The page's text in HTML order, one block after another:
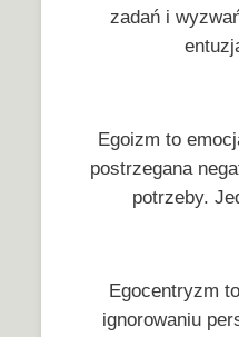
zadań i
Egoizm to
postrzegana
potrzeby.
Egocentryzm
ignorowaniu